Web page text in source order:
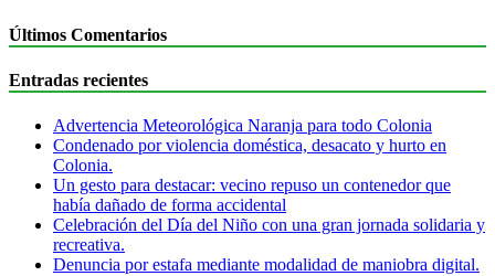
Últimos Comentarios
Entradas recientes
Advertencia Meteorológica Naranja para todo Colonia
Condenado por violencia doméstica, desacato y hurto en
Colonia.
Un gesto para destacar: vecino repuso un contenedor que
había dañado de forma accidental
Celebración del Día del Niño con una gran jornada solidaria y
recreativa.
Denuncia por estafa mediante modalidad de maniobra digital.